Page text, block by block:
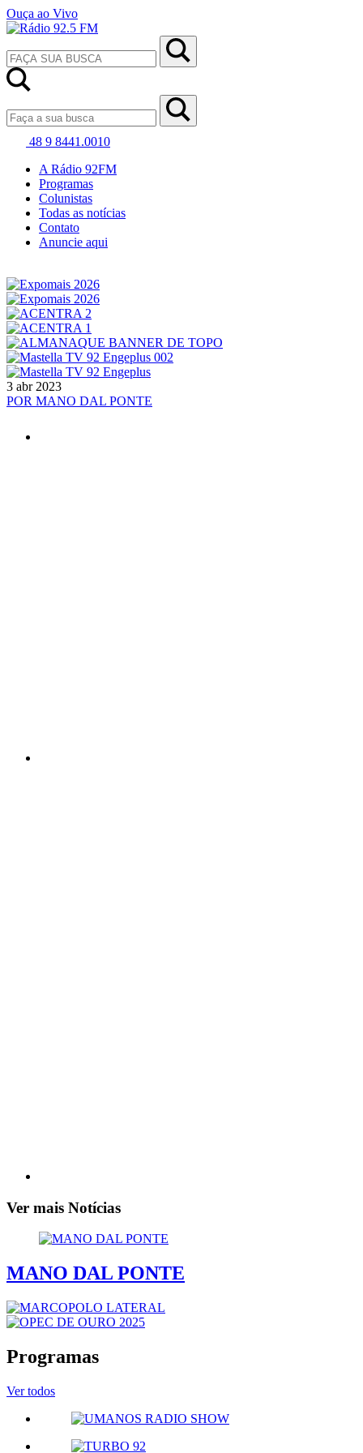
Ouça ao Vivo
48 9 8441.0010
A Rádio 92FM
Programas
Colunistas
Todas as notícias
Contato
Anuncie aqui
3 abr 2023
POR MANO DAL PONTE
Ver mais Notícias
MANO DAL PONTE
Programas
Ver todos